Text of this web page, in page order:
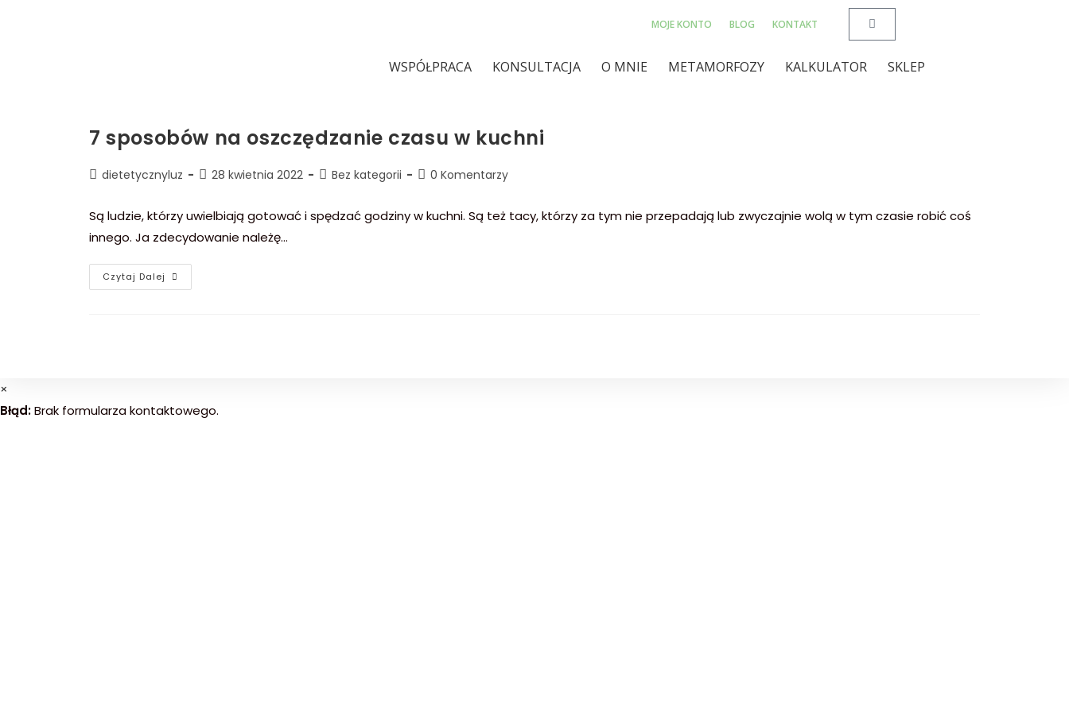
MOJE KONTO BLOG KONTAKT
WSPÓŁPRACA KONSULTACJA O MNIE METAMORFOZY KALKULATOR SKLEP
7 sposobów na oszczędzanie czasu w kuchni
dietetycznyluz 28 kwietnia 2022 Bez kategorii 0 Komentarzy
Są ludzie, którzy uwielbiają gotować i spędzać godziny w kuchni. Są też tacy, którzy za tym nie przepadają lub zwyczajnie wolą w tym czasie robić coś
innego. Ja zdecydowanie należę…
Czytaj Dalej
×
Błąd:Brak formularza kontaktowego.